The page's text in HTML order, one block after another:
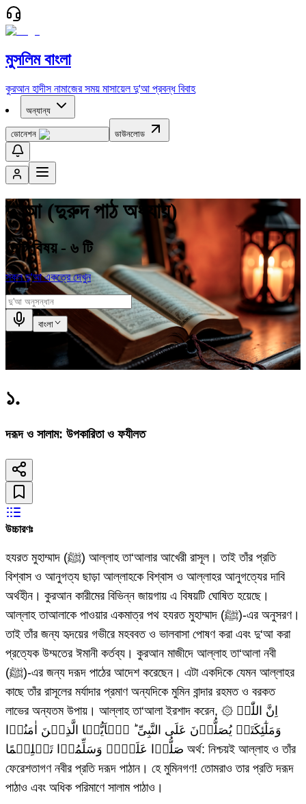
মুসলিম বাংলা
কুরআন হাদীস নামাজের সময় মাসায়েল দু'আ প্রবন্ধ বিবাহ
অন্যান্য
ডোনেশন ডাউনলোড
দু'আ (দুরুদ পাঠ অধ্যায়)
মোট বিষয় - ৬ টি
সকল দু'আ একত্রে দেখুন
বাংলা
১.
দরূদ ও সালাম: উপকারিতা ও ফযীলত
উচ্চারণঃ
হযরত মুহাম্মাদ (ﷺ) আল্লাহ তা‘আলার আখেরী রাসূল। তাই তাঁর প্রতি
বিশ্বাস ও আনুগত্য ছাড়া আল্লাহকে বিশ্বাস ও আল্লাহর আনুগত্যের দাবি
অর্থহীন। কুরআন কারীমের বিভিন্ন জায়গায় এ বিষয়টি ঘোষিত হয়েছে।
আল্লাহ তাআলাকে পাওয়ার একমাত্র পথ হযরত মুহাম্মাদ (ﷺ)-এর অনুসরণ।
তাই তাঁর জন্য হৃদয়ের গভীরে মহববত ও ভালবাসা পোষণ করা এবং দু‘আ করা
প্রত্যেক উম্মতের ঈমানী কর্তব্য। কুরআন মাজীদে আল্লাহ তা‘আলা নবী
(ﷺ)-এর জন্য দরূদ পাঠের আদেশ করেছেন। এটা একদিকে যেমন আল্লাহর
কাছে তাঁর রাসূলের মর্যাদার প্রমাণ অন্যদিকে মুমিন বান্দার রহমত ও বরকত
লাভের অন্যতম উপায়। আল্লাহ তা‘আলা ইরশাদ করেন, ۞ اِنَّ اللّٰہَ
وَمَلٰٓئِکَتَہٗ یُصَلُّوۡنَ عَلَی النَّبِیِّ ؕ یٰۤاَیُّہَا الَّذِیۡنَ اٰمَنُوۡا
صَلُّوۡا عَلَیۡہِ وَسَلِّمُوۡا تَسۡلِیۡمًا অর্থ: নিশ্চয়ই আল্লাহ ও তাঁর
ফেরেশতাগণ নবীর প্রতি দরূদ পাঠান। হে মুমিনগণ! তোমরাও তার প্রতি দরূদ
পাঠাও এবং অধিক পরিমাণে সালাম পাঠাও।